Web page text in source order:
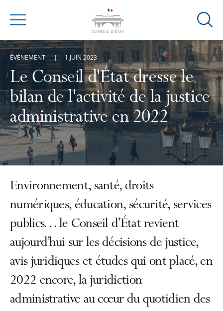
Menu
Ouvrir
de
Le Conseil d'État dresse le
bilan de l'activité de la justice
administrative en 2022
ÉVÉNEMENT 1 JUIN 2023
Environnement, santé, droits
numériques, éducation, sécurité, services
publics… le Conseil d’État revient
aujourd’hui sur les décisions de justice,
avis juridiques et études qui ont placé, en
2022 encore, la juridiction
administrative au cœur du quotidien des